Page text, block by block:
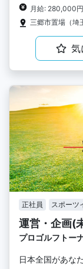
月給: 280,000
三郷市置場（埼
気
正社員 スポーツ
運営・企画(
プロゴルフトー
日本全国があな